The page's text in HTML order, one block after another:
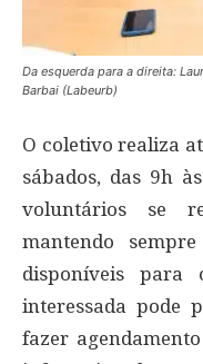
Da esquerda para a direita:
Barbai (Labeurb)
O coletivo realiza
sábados, das 9h
voluntários se
mantendo
disponíveis para
interessada pode
fazer